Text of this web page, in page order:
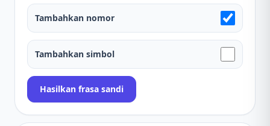
Tambahkan nomor
Tambahkan simbol
Hasilkan frasa sandi